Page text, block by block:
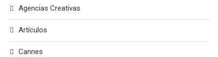
Agencias Creativas
Artículos
Cannes